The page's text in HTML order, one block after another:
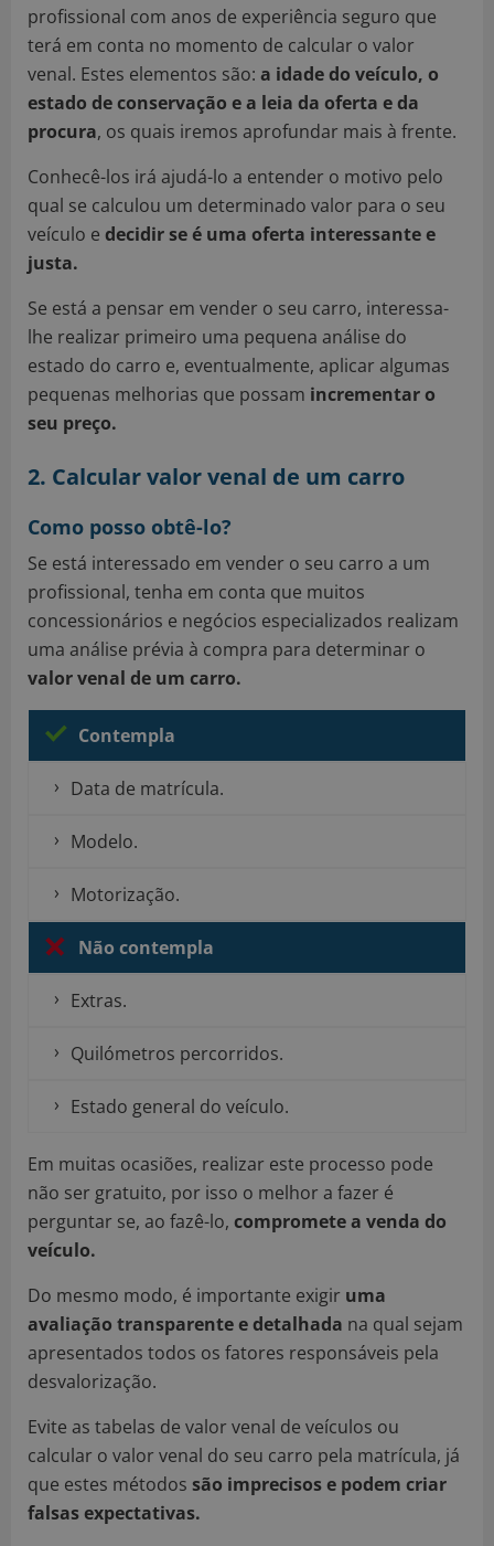
profissional com anos de experiência seguro que
terá em conta no momento de calcular o valor
venal. Estes elementos são: a idade do veículo, o
estado de conservação e a leia da oferta e da
procura, os quais iremos aprofundar mais à frente.
Conhecê-los irá ajudá-lo a entender o motivo pelo
qual se calculou um determinado valor para o seu
veículo e decidir se é uma oferta interessante e
justa.
Se está a pensar em vender o seu carro, interessa-
lhe realizar primeiro uma pequena análise do
estado do carro e, eventualmente, aplicar algumas
pequenas melhorias que possam incrementar o
seu preço.
2. Calcular valor venal de um carro
Como posso obtê-lo?
Se está interessado em vender o seu carro a um
profissional, tenha em conta que muitos
concessionários e negócios especializados realizam
uma análise prévia à compra para determinar o
valor venal de um carro.
Contempla
Data de matrícula.
Modelo.
Motorização.
Não contempla
Extras.
Quilómetros percorridos.
Estado general do veículo.
Em muitas ocasiões, realizar este processo pode
não ser gratuito, por isso o melhor a fazer é
perguntar se, ao fazê-lo, compromete a venda do
veículo.
Do mesmo modo, é importante exigir uma
avaliação transparente e detalhada na qual sejam
apresentados todos os fatores responsáveis pela
desvalorização.
Evite as tabelas de valor venal de veículos ou
calcular o valor venal do seu carro pela matrícula, já
que estes métodos são imprecisos e podem criar
falsas expectativas.